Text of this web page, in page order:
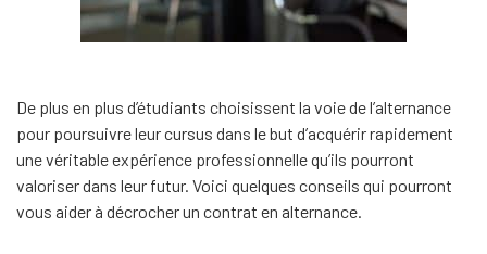
De plus en plus d’étudiants choisissent la voie de l’alternance
pour poursuivre leur cursus dans le but d’acquérir rapidement
une véritable expérience professionnelle qu’ils pourront
valoriser dans leur futur. Voici quelques conseils qui pourront
vous aider à décrocher un contrat en alternance.